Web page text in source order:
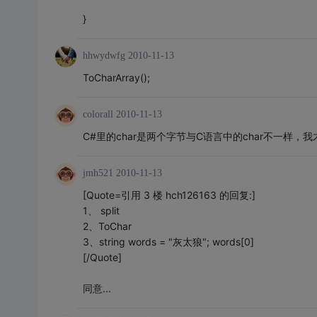
}
hhwydwfg 2010-11-13
ToCharArray();
colorall 2010-11-13
C#里的char是两个字节与C语言中的char不一样，我
jmh521 2010-11-13
[Quote=引用 3 楼 hch126163 的回复:]
1、 split
2、ToChar
3、string words = "灰太狼"; words[0]
[/Quote]
同意...